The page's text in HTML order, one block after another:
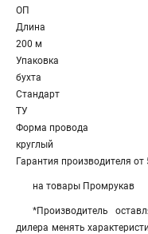
ОП
Длина
200 м
Упаковка
бухта
Стандарт
ТУ
Форма провода
круглый
Гарантия производителя от
на товары Промрукав
*Производитель
дилера менять